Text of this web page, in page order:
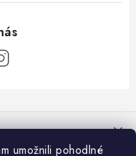
umožnili pohodlné